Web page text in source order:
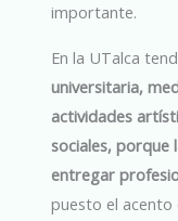
importante.
En la UTalca
universitaria,
actividades
sociales, porque
entregar
puesto el